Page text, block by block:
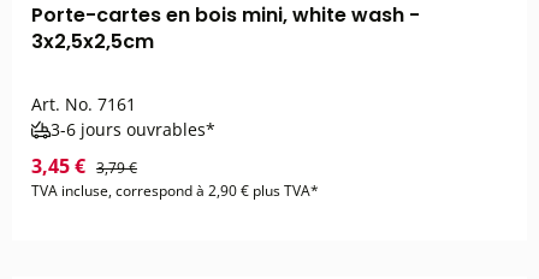
Porte-cartes en bois mini, white wash -
3x2,5x2,5cm
Art. No. 7161
3-6 jours ouvrables*
3,45 € 3,79 €
TVA incluse, correspond à 2,90 € plus TVA*